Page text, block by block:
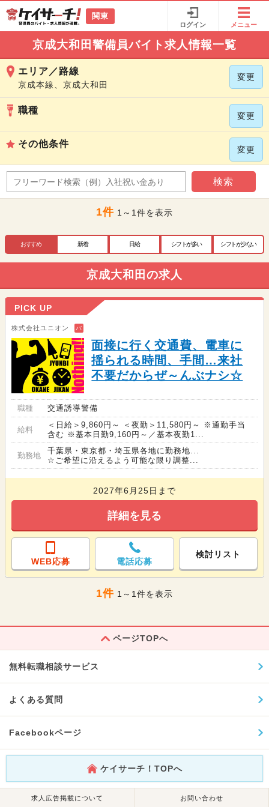
関東
ログイン メニュー
京成大和田警備員バイト求人情報一覧
エリア／路線
京成本線、京成大和田
変更
職種
変更
その他条件
変更
検索
1件 1～1件を表示
おすすめ 新着 日給 シフトが多い シフトが少ない
京成大和田の求人
PICK UP
株式会社ユニオン バ
面接に行く交通費、電車に
揺られる時間、手間…来社
不要だからぜ～んぶナシ☆
職種 交通誘導警備
給料
＜日給＞9,860円～ ＜夜勤＞11,580円～ ※通勤手当
含む ※基本日勤9,160円～／基本夜勤1...
勤務地
千葉県・東京都・埼玉県各地に勤務地...
☆ご希望に沿えるよう可能な限り調整...
2027年6月25日まで
詳細を見る
WEB応募 電話応募
検討リスト
1件 1～1件を表示
ページTOPへ
無料転職相談サービス
よくある質問
Facebookページ
ケイサーチ！TOPへ
求人広告掲載について お問い合わせ